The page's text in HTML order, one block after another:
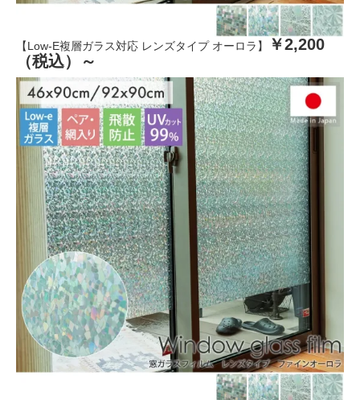
【Low-E複層ガラス対応 レンズタイプ オーロラ】
￥2,200
（税込）～